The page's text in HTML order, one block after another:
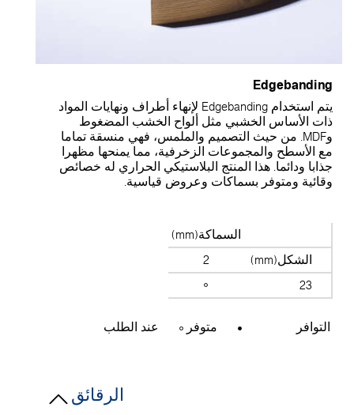
Edgebanding
يتم استخدام Edgebanding لإنهاء أطراف ونهايات المواد
ذات الأساس الخشبي مثل ألواح الخشب المضغوط
وMDF. من حيث التصميم والملمس، فهي منسقة تماما
مع الأسطح والمجموعات الزخرفية، مما يمنحها مظهرا
جذابا ودائما. هذا المنتج البلاستيكي الحراري له خصائص
وقائية ومتوفر بسماكات وعروض قياسية.
السماكة(mm)
الشكل(mm)
2
23
التوافر متوفر عند الطلب
الرقائق